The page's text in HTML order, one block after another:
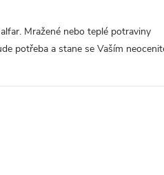
Mražené nebo teplé potraviny
potřeba a stane se Vaším